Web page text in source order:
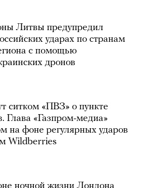
Литвы предупредил
ударах по странам
с помощью
дронов
ситком «ПВЗ» о пункте
Глава «Газпром-медиа»
на фоне регулярных ударов
Wildberries